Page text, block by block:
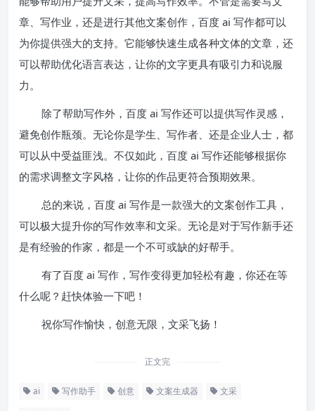
章、写作业，还是进行其他文案创作，百度 ai 写作都可以
为你提供强大的支持。它能够快速生成各种文体的文章，还
可以帮助优化语言表达，让你的文字更具有吸引力和说服
力。
除了帮助写作外，百度 ai 写作还可以提供写作灵感，
避免创作瓶颈。无论你是学生、写作者、还是企业人士，都
可以从中受益匪浅。不仅如此，百度 ai 写作还能够根据你
的需求调整文字风格，让你的作品更符合预期效果。
总的来说，百度 ai 写作是一款强大的文案创作工具，
可以极大提升你的写作效率和文采。无论是对于写作新手还
是有经验的作家，都是一个不可或缺的好帮手。
有了百度 ai 写作，写作变得更加轻松有趣，你还在等
什么呢？赶快体验一下吧！
祝你写作愉快，创意无限，文采飞扬！
正文完
ai 写作助手 创意 文案生成器 文采